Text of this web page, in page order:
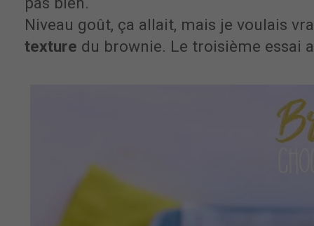
Niveau goût, ça allait, mais je voulais
texture du brownie. Le troisième essai